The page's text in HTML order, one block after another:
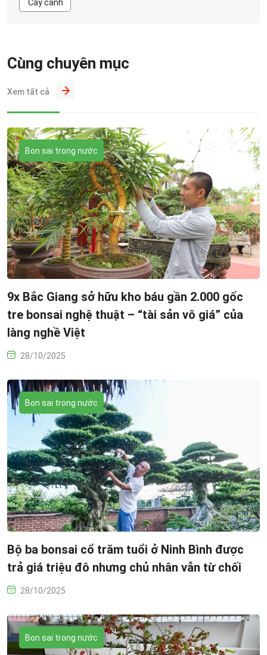
Cây cảnh
Cùng chuyên mục
Xem tất cả
Bon sai trong nước
9x Bắc Giang sở hữu kho báu gần 2.000 gốc
tre bonsai nghệ thuật – “tài sản vô giá” của
làng nghề Việt
28/10/2025
Bon sai trong nước
Bộ ba bonsai cổ trăm tuổi ở Ninh Bình được
trả giá triệu đô nhưng chủ nhân vẫn từ chối
28/10/2025
Bon sai trong nước